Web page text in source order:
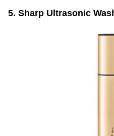
5. Sharp Ultrasonic